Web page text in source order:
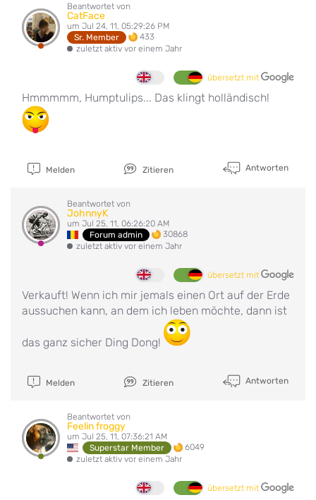
Beantwortet von
CatFace
um Jul 24, 11, 05:29:26 PM
Sr. Member
433
zuletzt aktiv vor einem Jahr
übersetzt mit
Hmmmmm, Humptulips... Das klingt holländisch!
Melden Zitieren Antworten
Beantwortet von
JohnnyK
um Jul 25, 11, 06:26:20 AM
Forum admin
30868
zuletzt aktiv vor einem Jahr
übersetzt mit
Verkauft! Wenn ich mir jemals einen Ort auf der Erde
aussuchen kann, an dem ich leben möchte, dann ist
das ganz sicher Ding Dong!
Melden Zitieren Antworten
Beantwortet von
Feelin froggy
um Jul 25, 11, 07:36:21 AM
Superstar Member
6049
zuletzt aktiv vor einem Jahr
übersetzt mit